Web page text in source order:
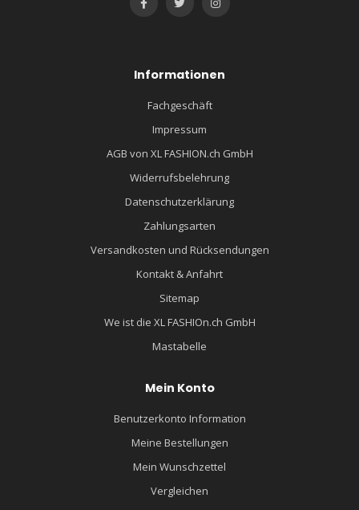
Informationen
Fachgeschäft
Impressum
AGB von XL FASHION.ch GmbH
Widerrufsbelehrung
Datenschutzerklärung
Zahlungsarten
Versandkosten und Rücksendungen
Kontakt & Anfahrt
Sitemap
We ist die XL FASHIOn.ch GmbH
Mastabelle
Mein Konto
Benutzerkonto Information
Meine Bestellungen
Mein Wunschzettel
Vergleichen